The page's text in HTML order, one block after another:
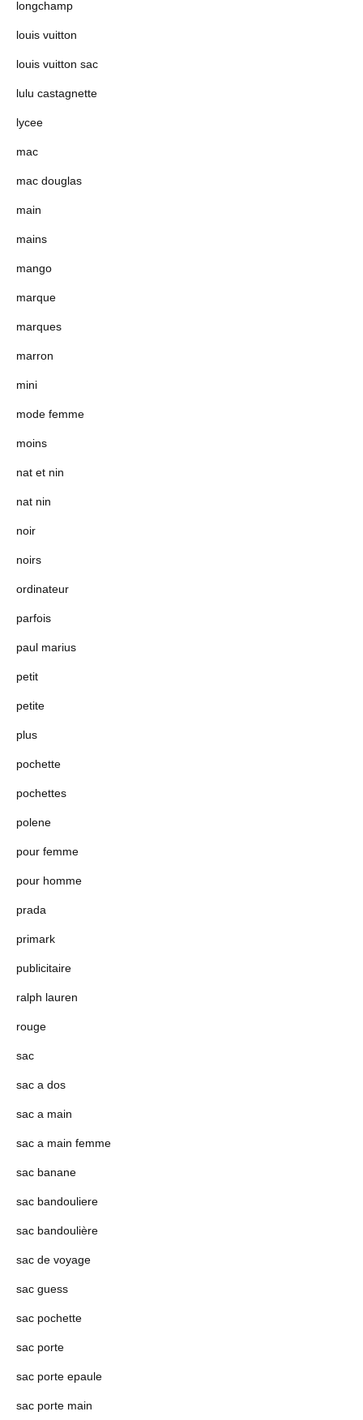
longchamp
louis vuitton
louis vuitton sac
lulu castagnette
lycee
mac
mac douglas
main
mains
mango
marque
marques
marron
mini
mode femme
moins
nat et nin
nat nin
noir
noirs
ordinateur
parfois
paul marius
petit
petite
plus
pochette
pochettes
polene
pour femme
pour homme
prada
primark
publicitaire
ralph lauren
rouge
sac
sac a dos
sac a main
sac a main femme
sac banane
sac bandouliere
sac bandoulière
sac de voyage
sac guess
sac pochette
sac porte
sac porte epaule
sac porte main